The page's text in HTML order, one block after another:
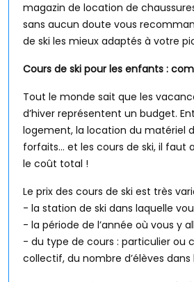
magazin de location de
sans aucun doute vous
de ski les mieux adaptés à votre
Cours de ski pour les enfants :
Tout le monde sait que les
d’hiver représentent un budget.
logement, la location du matériel
forfaits… et les cours de ski, il faut
le coût total !
Le prix des cours de ski est très
- la station de ski dans laquelle
- la période de l’année où vous y
- du type de cours : particulier ou
collectif, du nombre d’élèves dans